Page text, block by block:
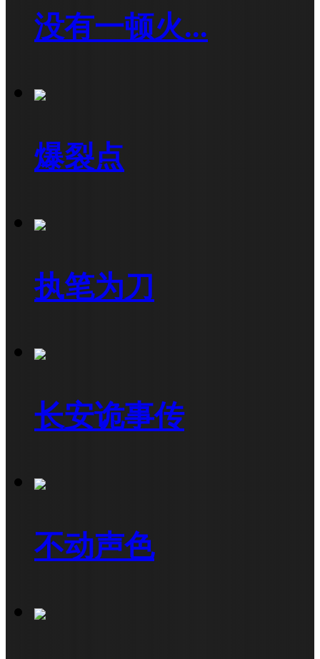
没有一顿火...
爆裂点
执笔为刀
长安诡事传
不动声色